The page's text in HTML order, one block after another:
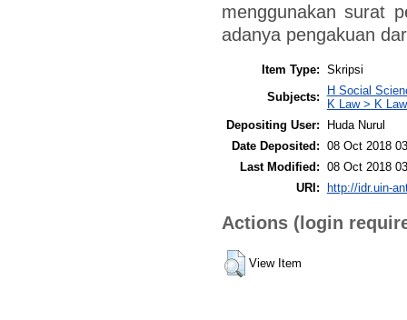
menggunakan surat
adanya pengakuan
Item Type: Skripsi
Subjects:
H Social
K Law > K
Depositing User:
Huda Nurul
Date Deposited: 08 Oct 2018
Last Modified: 08 Oct 2018
URI: http://idr.uin-
Actions (login
View Item